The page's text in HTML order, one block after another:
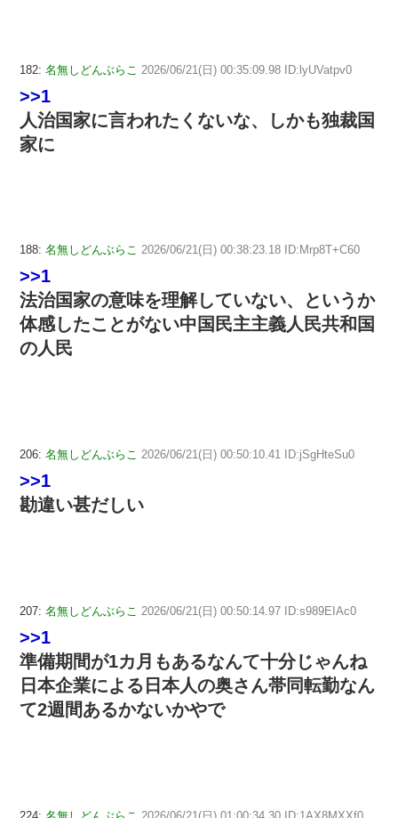
182: 名無しどんぶらこ 2026/06/21(日) 00:35:09.98 ID:lyUVatpv0
>>1
人治国家に言われたくないな、しかも独裁国
家に
188: 名無しどんぶらこ 2026/06/21(日) 00:38:23.18 ID:Mrp8T+C60
>>1
法治国家の意味を理解していない、というか
体感したことがない中国民主主義人民共和国
の人民
206: 名無しどんぶらこ 2026/06/21(日) 00:50:10.41 ID:jSgHteSu0
>>1
勘違い甚だしい
207: 名無しどんぶらこ 2026/06/21(日) 00:50:14.97 ID:s989EIAc0
>>1
準備期間が1カ月もあるなんて十分じゃんね
日本企業による日本人の奥さん帯同転勤なん
て2週間あるかないかやで